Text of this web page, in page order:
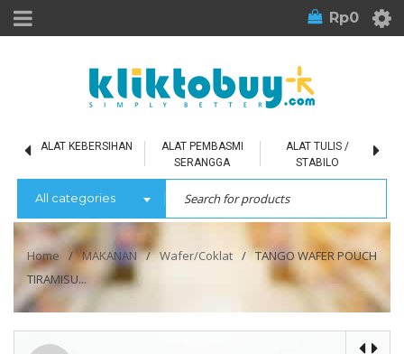
Rp0
ALAT KEBERSIHAN
ALAT PEMBASMI
SERANGGA
ALAT TULIS /
STABILO
All categories
Home / MAKANAN / Wafer/Coklat / TANGO WAFER POUCH
TIRAMISU...